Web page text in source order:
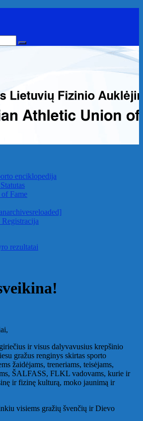
enciklopedija
Fame
rezultatai
ir visus dalyvavusius krepšinio
gražus renginys skirtas sporto
žaidėjams, treneriams, teisėjams,
ŠALFASS, FLKL vadovams, kurie ir
ir fizinę kulturą, moko jaunimą ir
visiems gražių švenčių ir Dievo